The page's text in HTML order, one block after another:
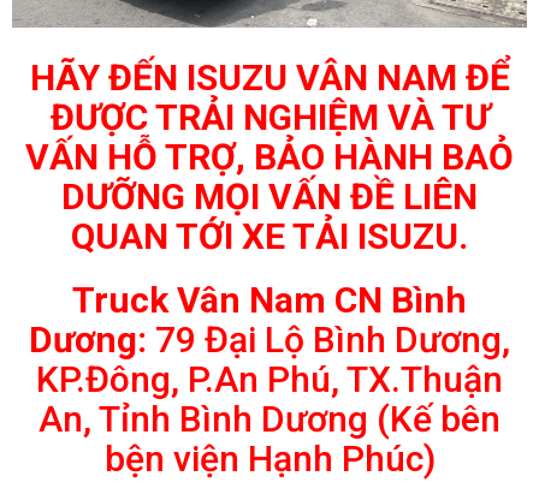
HÃY ĐẾN ISUZU VÂN NAM ĐỂ
ĐƯỢC TRẢI NGHIỆM VÀ TƯ
VẤN HỖ TRỢ, BẢO HÀNH BAỎ
DƯỠNG MỌI VẤN ĐỀ LIÊN
QUAN TỚI XE TẢI ISUZU.
Truck Vân Nam CN Bình
Dương: 79 Đại Lộ Bình Dương,
KP.Đông, P.An Phú, TX.Thuận
An, Tỉnh Bình Dương (Kế bên
bện viện Hạnh Phúc)